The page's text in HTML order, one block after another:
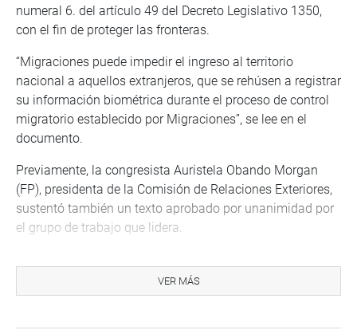
numeral 6. del artículo 49 del Decreto Legislativo 1350,
con el fin de proteger las fronteras.
“Migraciones puede impedir el ingreso al territorio
nacional a aquellos extranjeros, que se rehúsen a registrar
su información biométrica durante el proceso de control
migratorio establecido por Migraciones”, se lee en el
documento.
Previamente, la congresista Auristela Obando Morgan
(FP), presidenta de la Comisión de Relaciones Exteriores,
sustentó también un texto aprobado por unanimidad por
el grupo de trabajo que lidera.
(No A), autora de una de las iniciativas de ley, refirió que
la propuesta busca fortalecer el control migratorio y
VER MÁS